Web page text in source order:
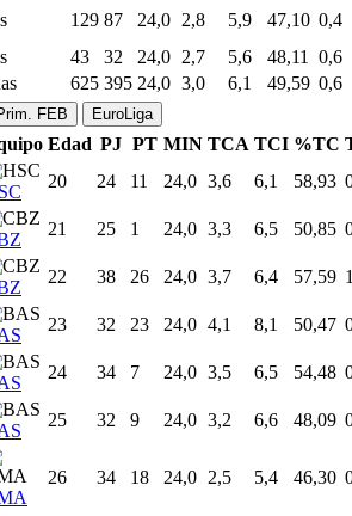
34 27 24,0 2,9 6,5 43,75 0,3
34 31 24,0 2,7 5,8 46,08 0,3
37 10 24,0
625 395 24,0 3,0 6,1 49,59 0,6
FEB
Edad PJ PT MIN TCA TCI %TC
20 24 11 24,0 3,6 6,1 58,93
21 25 1 24,0 3,3 6,5 50,85
22 38 26 24,0 3,7 6,4 57,59